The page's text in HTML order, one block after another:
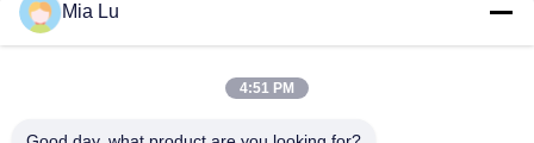
Mia Lu
4:51 PM